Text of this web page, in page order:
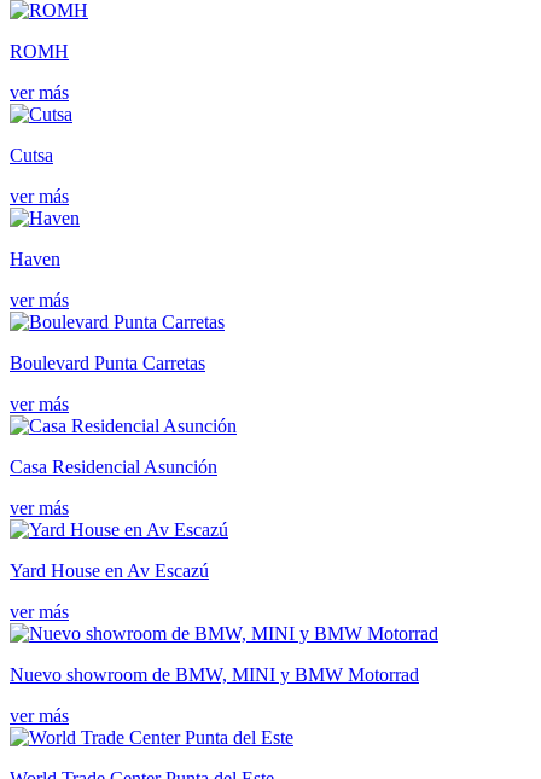
ROMH
ver más
Cutsa
ver más
Haven
ver más
Boulevard Punta Carretas
ver más
Casa Residencial Asunción
ver más
Yard House en Av Escazú
ver más
Nuevo showroom de BMW, MINI y BMW Motorrad
ver más